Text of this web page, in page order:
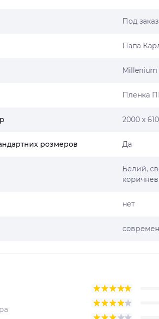
Под заказ
Папа
Millenium
Пленка
2000 х
розмеров Да
Белий,
нет